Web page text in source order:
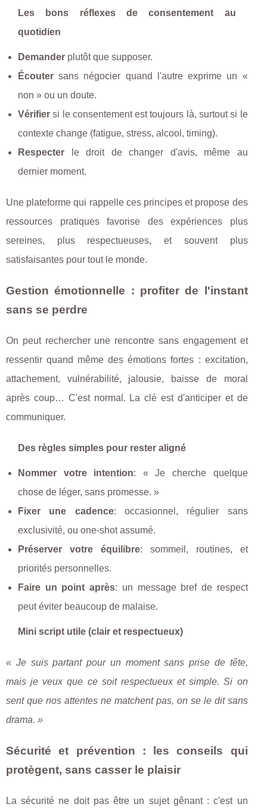
Les bons réflexes de consentement au
quotidien
Demander plutôt que supposer.
Écouter sans négocier quand l'autre exprime un «
non » ou un doute.
Vérifier si le consentement est toujours là, surtout si le
contexte change (fatigue, stress, alcool, timing).
Respecter le droit de changer d'avis, même au
dernier moment.
Une plateforme qui rappelle ces principes et propose des
ressources pratiques favorise des expériences plus
sereines, plus respectueuses, et souvent plus
satisfaisantes pour tout le monde.
Gestion émotionnelle : profiter de l'instant
sans se perdre
On peut rechercher une rencontre sans engagement et
ressentir quand même des émotions fortes : excitation,
attachement, vulnérabilité, jalousie, baisse de moral
après coup… C'est normal. La clé est d'anticiper et de
communiquer.
Des règles simples pour rester aligné
Nommer votre intention: « Je cherche quelque
chose de léger, sans promesse. »
Fixer une cadence: occasionnel, régulier sans
exclusivité, ou one-shot assumé.
Préserver votre équilibre: sommeil, routines, et
priorités personnelles.
Faire un point après: un message bref de respect
peut éviter beaucoup de malaise.
Mini script utile (clair et respectueux)
« Je suis partant pour un moment sans prise de tête,
mais je veux que ce soit respectueux et simple. Si on
sent que nos attentes ne matchent pas, on se le dit sans
drama. »
Sécurité et prévention : les conseils qui
protègent, sans casser le plaisir
La sécurité ne doit pas être un sujet gênant : c'est un